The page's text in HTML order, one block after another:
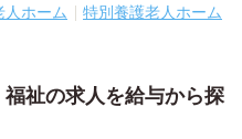
人ホーム
特別養護老人ホーム
祉の求人を給与から探